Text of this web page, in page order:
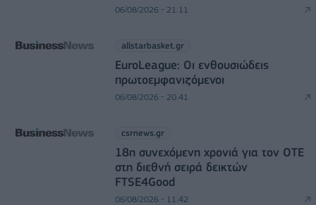
06/08/2026 - 21:11
allstarbasket.gr
EuroLeague: Οι ενθουσιώδεις
πρωτοεμφανιζόμενοι
06/08/2026 - 20:41
csrnews.gr
18η συνεχόμενη χρονιά για τον ΟΤΕ
στη διεθνή σειρά δεικτών
FTSE4Good
06/08/2026 - 11:42